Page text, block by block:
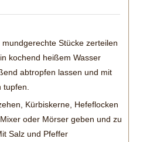
Stücke zerteilen
kochend heißem Wasser
abtropfen lassen und mit
tupfen.
Kürbiskerne, Hefeflocken
oder Mörser geben und zu
Salz und Pfeffer